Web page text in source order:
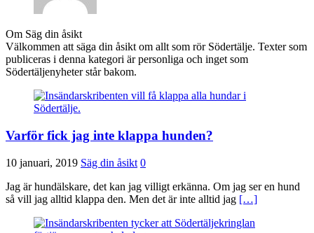
Om Säg din åsikt
Välkommen att säga din åsikt om allt som rör Södertälje. Texter som
publiceras i denna kategori är personliga och inget som
Södertäljenyheter står bakom.
Varför fick jag inte klappa hunden?
10 januari, 2019 Säg din åsikt 0
Jag är hundälskare, det kan jag villigt erkänna. Om jag ser en hund
så vill jag alltid klappa den. Men det är inte alltid jag […]